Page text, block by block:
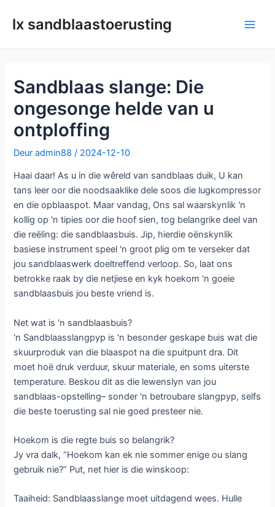
oorlx sandblaastoerusting
Sandblaas slange: Die
ongesonge helde van u
ontploffing
Deuradmin88/ 2024-12-10
Haai daar! As u in die wêreld van sandblaas duik, U kan
tans leer oor die noodsaaklike dele soos die lugkompressor
en die opblaaspot. Maar vandag, Ons sal waarskynlik 'n
kollig op 'n tipies oor die hoof sien, tog belangrike deel van
die reëling: die sandblaasbuis. Jip, hierdie oënskynlik
basiese instrument speel 'n groot plig om te verseker dat
jou sandblaaswerk doeltreffend verloop. So, laat ons
betrokke raak by die netjiese en kyk hoekom 'n goeie
sandblaasbuis jou beste vriend is.
Net wat is 'n sandblaasbuis?
'n Sandblaasslangpyp is 'n besonder geskape buis wat die
skuurproduk van die blaaspot na die spuitpunt dra. Dit
moet hoë druk verduur, skuur materiale, en soms uiterste
temperature. Beskou dit as die lewenslyn van jou
sandblaas-opstelling– sonder 'n betroubare slangpyp, selfs
die beste toerusting sal nie goed presteer nie.
Hoekom is die regte buis so belangrik?
Jy vra dalk, “Hoekom kan ek nie sommer enige ou slang
gebruik nie?” Put, net hier is die winskoop:
Taaiheid: Sandblaasslange moet uitdagend wees. Hulle